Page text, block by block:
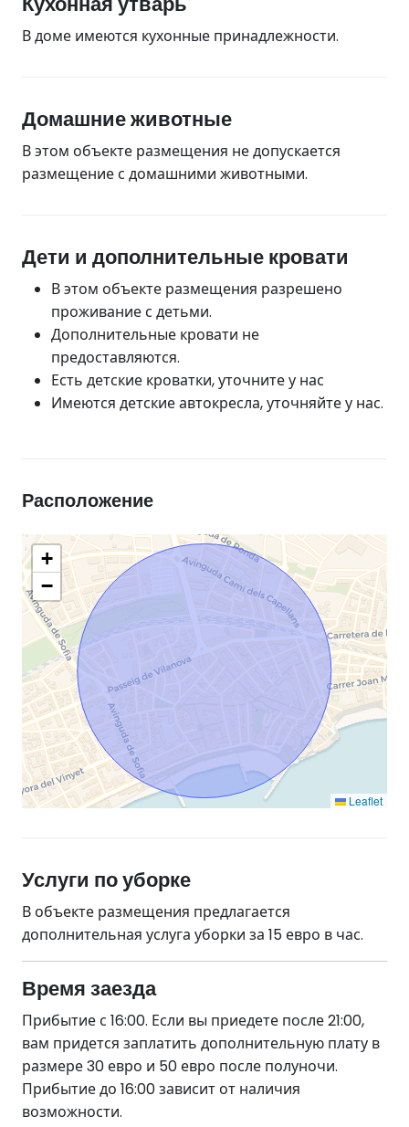
В доме имеются кухонные принадлежности.
Домашние животные
В этом объекте размещения не допускается
размещение с домашними животными.
Дети и дополнительные кровати
В этом объекте размещения разрешено
проживание с детьми.
Дополнительные кровати не
предоставляются.
Есть детские кроватки, уточните у нас
Имеются детские автокресла, уточняйте у нас.
Расположение
+
−
Leaflet
Услуги по уборке
В объекте размещения предлагается
дополнительная услуга уборки за 15 евро в час.
Время заезда
Прибытие с 16:00. Если вы приедете после 21:00,
вам придется заплатить дополнительную плату в
размере 30 евро и 50 евро после полуночи.
Прибытие до 16:00 зависит от наличия
возможности.